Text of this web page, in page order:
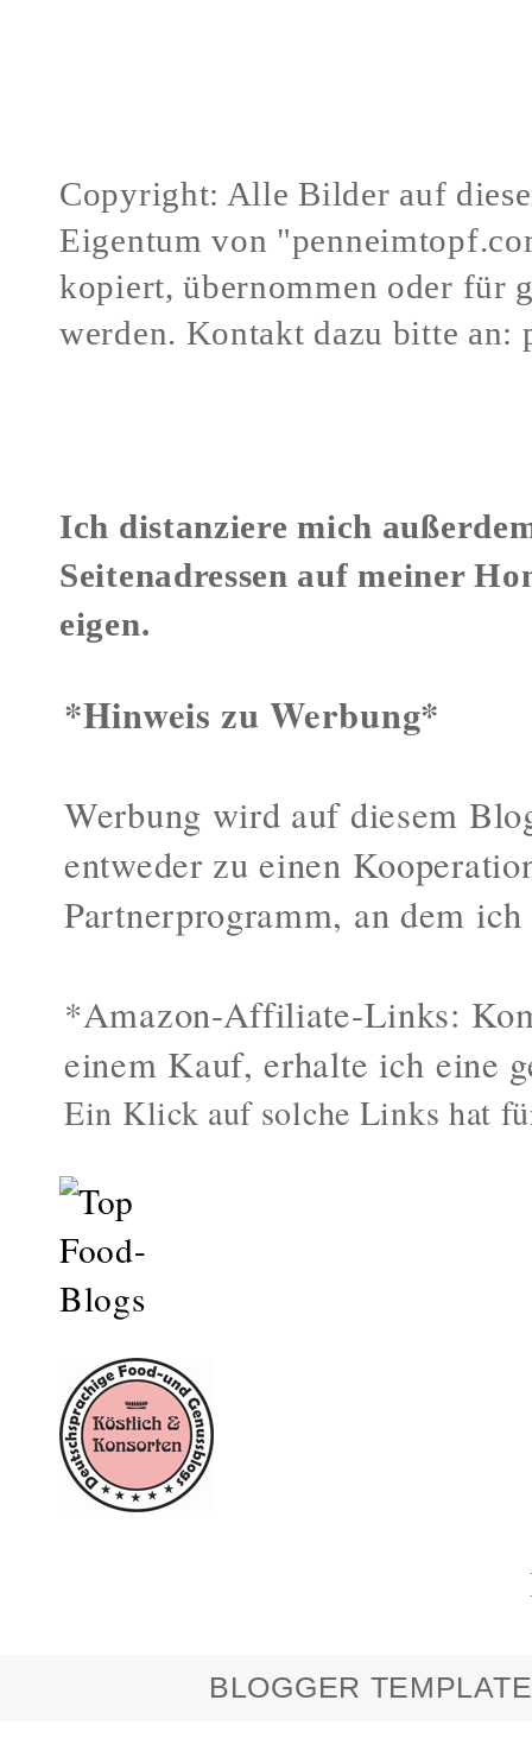
Copyright: Alle Bilder auf
Eigentum von
kopiert, übernommen oder für
werden. Kontakt dazu bitte an:
Ich distanziere mich
Seitenadressen auf meiner
eigen.
*Hinweis zu Werbung*
Werbung wird auf diesem
entweder zu einen
Partnerprogramm, an dem
*Amazon-Affiliate-Links:
einem Kauf, erhalte ich eine
Ein Klick auf solche Links hat
BLOGGER